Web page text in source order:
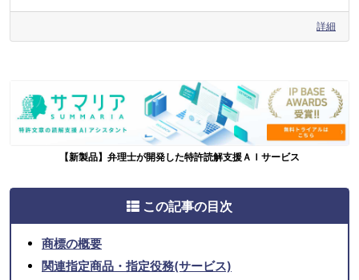
詳細
【新製品】弁理士が開発した特許読解支援ＡＩサービス
この記事の目次
商標の概要
関連指定商品・指定役務(サービス)